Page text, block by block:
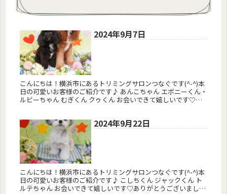
2024年9月7日
こんにちは！横浜市にあるトリミングサロンつなぐです(^-^)本
日の可愛いお客様のご紹介です♪ あんこちゃん エボニーくん・
ルビーちゃん むぎくん クゥくん お会いできて嬉しいです♡あ
2024年9月22日
こんにちは！横浜市にあるトリミングサロンつなぐです(^-^)本
日の可愛いお客様のご紹介です♪ こしちくん ジャックくん ト
ルテちゃん お会いできて嬉しいです♡ありがとうございました